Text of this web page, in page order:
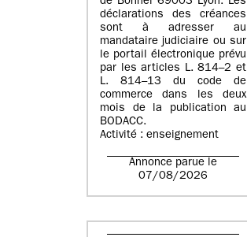
déclarations des créances
sont à adresser au
mandataire judiciaire ou sur
le portail électronique prévu
par les articles L. 814–2 et
L. 814–13 du code de
commerce dans les deux
mois de la publication au
BODACC.
Activité : enseignement
Annonce parue le
07/08/2026